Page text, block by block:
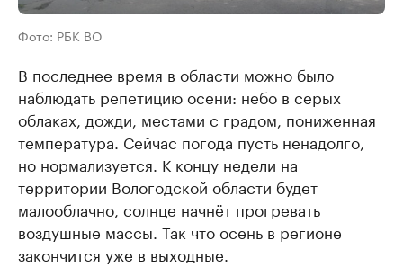
Фото: РБК ВО
В последнее время в области можно было
наблюдать репетицию осени: небо в серых
облаках, дожди, местами с градом, пониженная
температура. Сейчас погода пусть ненадолго,
но нормализуется. К концу недели на
территории Вологодской области будет
малооблачно, солнце начнёт прогревать
воздушные массы. Так что осень в регионе
закончится уже в выходные.